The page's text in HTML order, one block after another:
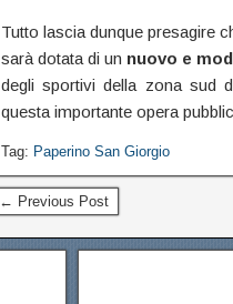
Tutto lascia dunque presagire
sarà dotata di un nuovo e
degli sportivi della zona sud
questa importante opera
Tag: Paperino San Giorgio
← Previous Post